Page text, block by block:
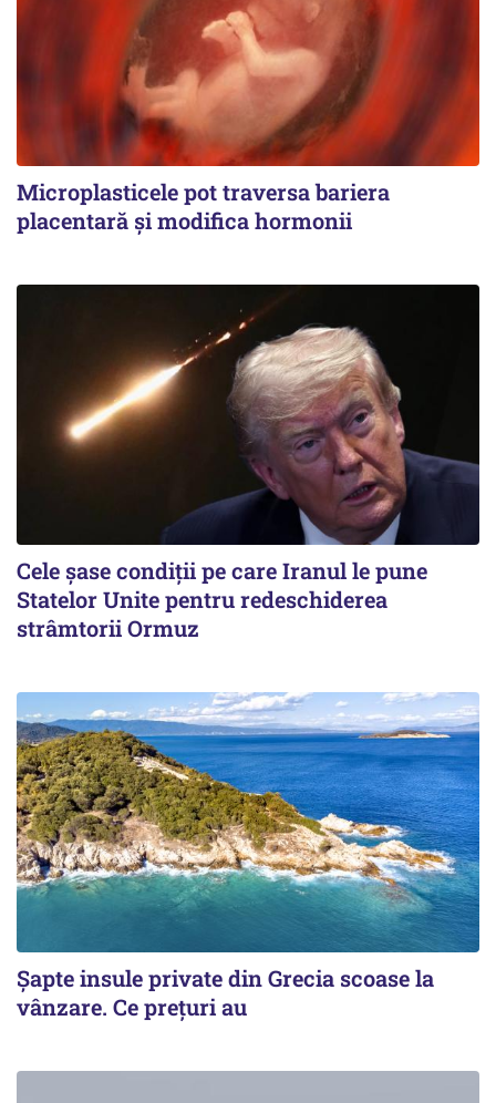
Microplasticele pot traversa bariera
placentară și modifica hormonii
Cele șase condiții pe care Iranul le pune
Statelor Unite pentru redeschiderea
strâmtorii Ormuz
Șapte insule private din Grecia scoase la
vânzare. Ce prețuri au